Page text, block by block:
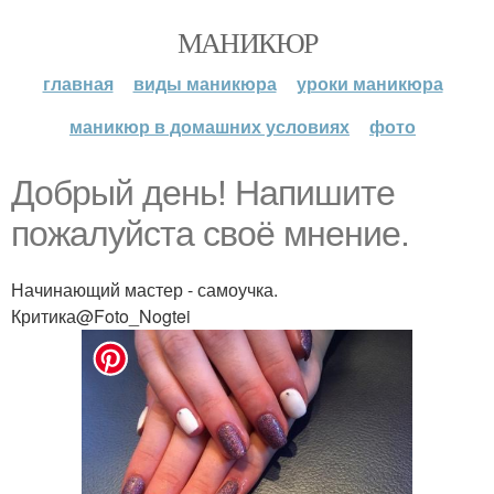
МАНИКЮР
главная виды маникюра
уроки маникюра
маникюр в домашних условиях
фото
Добрый день! Напишите
пожалуйста своё мнение.
Начинающий мастер - самоучка.
Критика@Foto_Nogtei